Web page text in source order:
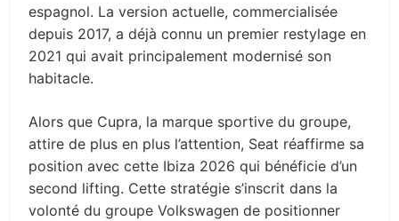
espagnol. La version actuelle, commercialisée
depuis 2017, a déjà connu un premier restylage en
2021 qui avait principalement modernisé son
habitacle.
Alors que Cupra, la marque sportive du groupe,
attire de plus en plus l’attention, Seat réaffirme sa
position avec cette Ibiza 2026 qui bénéficie d’un
second lifting. Cette stratégie s’inscrit dans la
volonté du groupe Volkswagen de positionner